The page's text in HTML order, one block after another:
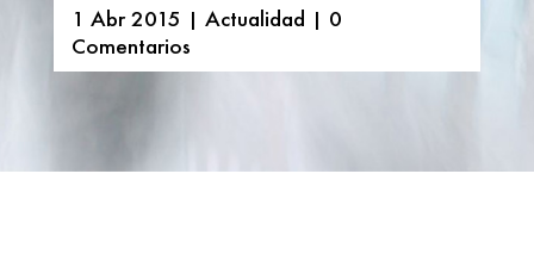
1 Abr 2015 | Actualidad | 0
Comentarios